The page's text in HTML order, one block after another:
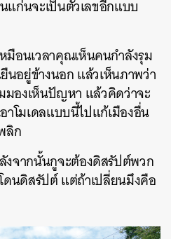
แก่นจะเป็นตัวเลขอีกแบบ
มือนเวลาคุณเห็นคนกำลังรุม
อยู่ข้างนอก แล้วเห็นภาพว่า
มองเห็นปัญหา แล้วคิดว่าจะ
โมเดลแบบนี้ไปแก้เมืองอื่น
ลิก
จากนั้นกูจะต้องดิสรัปต์พวก
ดนดิสรัปต์ แต่ถ้าเปลี่ยนมึงคือ